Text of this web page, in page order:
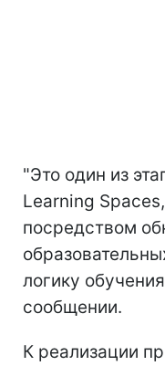
"Это один из
Learning
посредством
логику
сообщении.
К реализации